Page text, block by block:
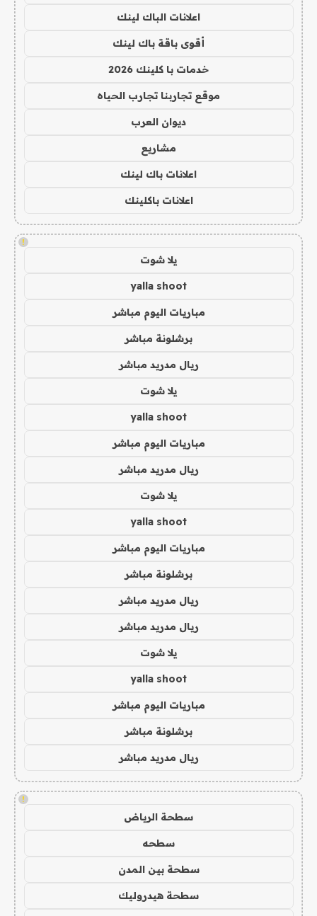
اعلانات الباك لينك
أقوى باقة باك لينك
خدمات با كلينك 2026
موقع تجاربنا تجارب الحياه
ديوان العرب
مشاريع
اعلانات باك لينك
اعلانات باكلينك
!
يلا شوت
yalla shoot
مباريات اليوم مباشر
برشلونة مباشر
ريال مدريد مباشر
يلا شوت
yalla shoot
مباريات اليوم مباشر
ريال مدريد مباشر
يلا شوت
yalla shoot
مباريات اليوم مباشر
برشلونة مباشر
ريال مدريد مباشر
ريال مدريد مباشر
يلا شوت
yalla shoot
مباريات اليوم مباشر
برشلونة مباشر
ريال مدريد مباشر
!
سطحة الرياض
سطحه
سطحة بين المدن
سطحة هيدروليك